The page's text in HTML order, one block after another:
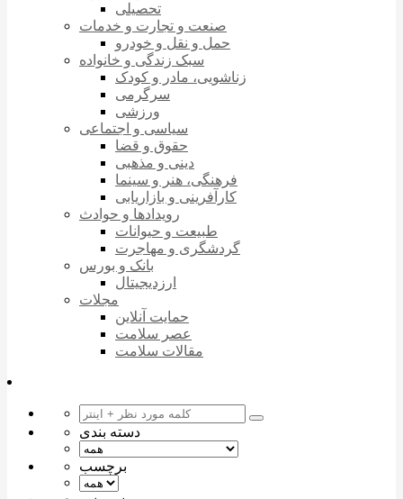
تحصیلی
صنعت و تجارت و خدمات
حمل و نقل و خودرو
سبک زندگی و خانواده
زناشویی، مادر و کودک
سرگرمی
ورزشی
سیاسی و اجتماعی
حقوق و قضا
دینی و مذهبی
فرهنگی، هنر و سینما
کارآفرینی و بازاریابی
رویدادها و حوادث
طبیعت و حیوانات
گردشگری و مهاجرت
بانک و بورس
ارزدیجیتال
مجلات
حمایت آنلاین
عصر سلامت
مقالات سلامت
دسته بندی
برچسب